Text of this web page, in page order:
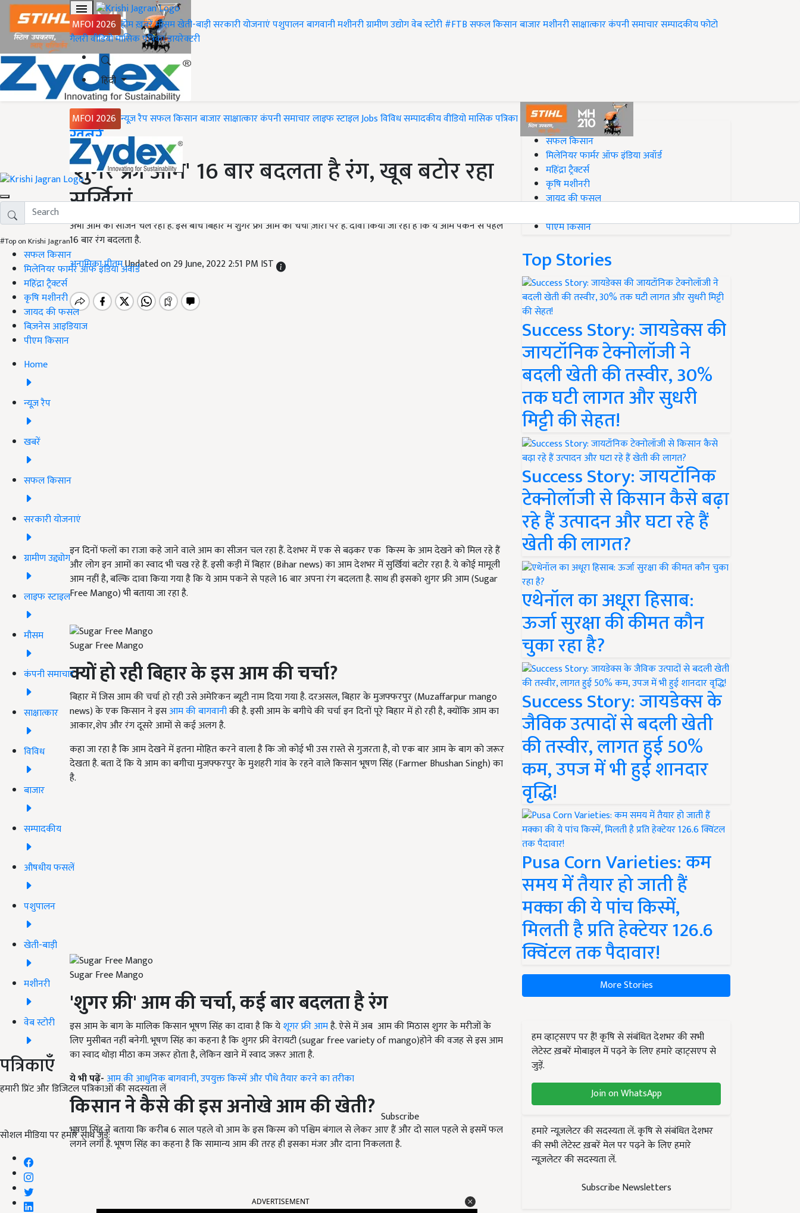
MFOI 2026 होमख़बरेंमौसमखेती-बाड़ीसरकारी योजनाएंपशुपालनबागवानीमशीनरीग्रामीण उद्योगवेब स्टोरी#FTBसफल किसानबाजारमशीनरीसाक्षात्कारकंपनी समाचारसम्पादकीयफोटो
गैलरीवीडियोमासिक पत्रिकाडायरेक्टरी
हिंदी
MFOI 2026 न्यूज़ रैपसफल किसानबाजारसाक्षात्कारकंपनी समाचारलाइफ स्टाइलJobsविविधसम्पादकीयवीडियोमासिक पत्रिका
#Top on Krishi Jagran
सफल किसान
मिलेनियर फार्मर ऑफ इंडिया अवॉर्ड
महिंद्रा ट्रैक्टर्स
कृषि मशीनरी
जायद की फसल
बिज़नेस आइडियाज
पीएम किसान
Home
न्यूज़ रैप
खबरें
सफल किसान
सरकारी योजनाएं
ग्रामीण उद्द्योग
लाइफ स्टाइल
मौसम
कंपनी समाचार
साक्षात्कार
विविध
बाजार
सम्पादकीय
औषधीय फसलें
पशुपालन
खेती-बाड़ी
मशीनरी
वेब स्टोरी
पत्रिकाएँ
हमारी प्रिंट और डिजिटल पत्रिकाओं की सदस्यता लें
Subscribe
सोशल मीडिया पर हमारे साथ जुड़ें:
Home
ख़बरें
'शुगर फ्री आम' 16 बार बदलता है रंग, खूब बटोर रहा
सुर्खियां
अभी आम का सीजन चल रहा है. इस बीच बिहार में शुगर फ्री आम की चर्चा ज़ोरो पर है. दावा किया जा रहा है कि ये आम पकने से पहले
16 बार रंग बदलता है.
अनामिका प्रीतमUpdated on 29 June, 2022 2:51 PM IST
इन दिनों फलों का राजा कहे जाने वाले आम का सीजन चल रहा हैं. देशभर में एक से बढ़कर एक किस्म के आम देखने को मिल रहे हैं
और लोग इन आमों का स्वाद भी चख रहे हैं. इसी कड़ी में बिहार (Bihar news) का आम देशभर में सुर्खियां बटोर रहा है. ये कोई मामूली
आम नहीं है, बल्कि दावा किया गया है कि ये आम पकने से पहले 16 बार अपना रंग बदलता है. साथ ही इसको शुगर फ्री आम (Sugar
Free Mango) भी बताया जा रहा है.
Sugar Free Mango
क्यों हो रही बिहार के इस आम की चर्चा?
बिहार में जिस आम की चर्चा हो रही उसे अमेरिकन ब्यूटी नाम दिया गया है. दरअसल, बिहार के मुजफ्फरपुर (Muzaffarpur mango
news) के एक किसान ने इसआम की बागवानीकी है. इसी आम के बगीचे की चर्चा इन दिनों पूरे बिहार में हो रही है, क्योंकि आम का
आकार,शेप और रंग दूसरे आमों से कई अलग है.
कहा जा रहा है कि आम देखने में इतना मोहित करने वाला है कि जो कोई भी उस रास्ते से गुजरता है, वो एक बार आम के बाग को जरूर
देखता है. बता दें कि ये आम का बगीचा मुजफ्फरपुर के मुशहरी गांव के रहने वाले किसान भूषण सिंह (Farmer Bhushan Singh) का
है.
Sugar Free Mango
'शुगर फ्री'आम की चर्चा, कई बार बदलता है रंग
इस आम के बाग के मालिक किसान भूषण सिंह का दावा है कि येशूगर फ्री आमहै. ऐसे में अब आम की मिठास शुगर के मरीजों के
लिए मुसीबत नहीं बनेगी. भूषण सिंह का कहना है कि शुगर फ्री वेरायटी (sugar free variety of mango)होने की वजह से इस आम
का स्वाद थोड़ा मीठा कम जरूर होता है, लेकिन खाने में स्वाद जरूर आता है.
ये भी पढ़ें- आम की आधुनिक बागवानी, उपयुक्त किस्में और पौधे तैयार करने का तरीका
किसान ने कैसे की इस अनोखे आम की खेती?
भूषण सिंह ने बताया कि करीब 6 साल पहले वो आम के इस किस्म को पश्चिम बंगाल से लेकर आए हैं और दो साल पहले से इसमें फल
लगने लगा है. भूषण सिंह का कहना है कि सामान्य आम की तरह ही इसका मंजर और दाना निकलता है.
#Top on Krishi Jagran
सफल किसान
मिलेनियर फार्मर ऑफ इंडिया अवॉर्ड
महिंद्रा ट्रैक्टर्स
कृषि मशीनरी
जायद की फसल
पीएम किसान
Top Stories
Success Story: जायडेक्स की
जायटॉनिक टेक्नोलॉजी ने
बदली खेती की तस्वीर, 30%
तक घटी लागत और सुधरी
मिट्टी की सेहत!
Success Story: जायटॉनिक
टेक्नोलॉजी से किसान कैसे बढ़ा
रहे हैं उत्पादन और घटा रहे हैं
खेती की लागत?
एथेनॉल का अधूरा हिसाब:
ऊर्जा सुरक्षा की कीमत कौन
चुका रहा है?
Success Story: जायडेक्स के
जैविक उत्पादों से बदली खेती
की तस्वीर, लागत हुई 50%
कम, उपज में भी हुई शानदार
वृद्धि!
Pusa Corn Varieties: कम
समय में तैयार हो जाती हैं
मक्का की ये पांच किस्में,
मिलती है प्रति हेक्टेयर 126.6
क्विंटल तक पैदावार!
More Stories
हम व्हाट्सएप पर हैं! कृषि से संबंधित देशभर की सभी
लेटेस्ट ख़बरें मोबाइल में पढ़ने के लिए हमारे व्हाट्सएप से
जुड़ें.
Join on WhatsApp
हमारे न्यूज़लेटर की सदस्यता लें. कृषि से संबंधित देशभर
की सभी लेटेस्ट ख़बरें मेल पर पढ़ने के लिए हमारे
न्यूज़लेटर की सदस्यता लें.
Subscribe Newsletters